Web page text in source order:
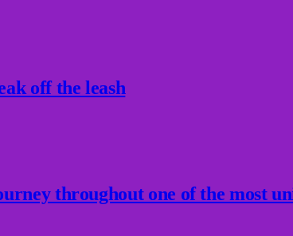
off the leash
throughout one of the most